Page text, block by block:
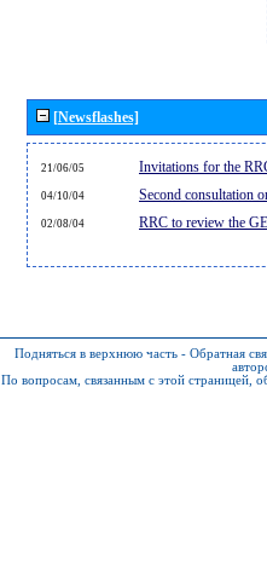
[Newsflashes]
21/06/05 Invitations for the
04/10/04 Second consultation
02/08/04 RRC to review the
Подняться в верхнюю часть - Обратная
По вопросам, связанным с этой страницей,